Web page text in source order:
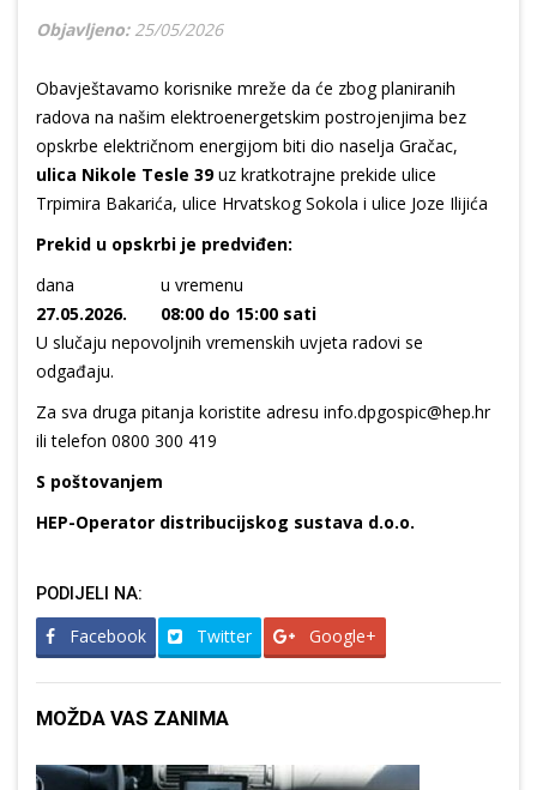
Objavljeno: 25/05/2026
Obavještavamo korisnike mreže da će zbog planiranih
radova na našim elektroenergetskim postrojenjima bez
opskrbe električnom energijom biti dio naselja Gračac,
ulica Nikole Tesle 39uz kratkotrajne prekide ulice
Trpimira Bakarića, ulice Hrvatskog Sokola i ulice Joze Ilijića
Prekid u opskrbi je predviđen:
dana
u vremenu
27.05.2026. 08:00 do 15:00 sati
U slučaju nepovoljnih vremenskih uvjeta radovi se
odgađaju.
Za sva druga pitanja koristite adresu info.dpgospic@hep.hr
ili telefon 0800 300 419
S poštovanjem
HEP-Operator distribucijskog sustava d.o.o.
PODIJELI NA:
Facebook Twitter Google+
MOŽDA VAS ZANIMA